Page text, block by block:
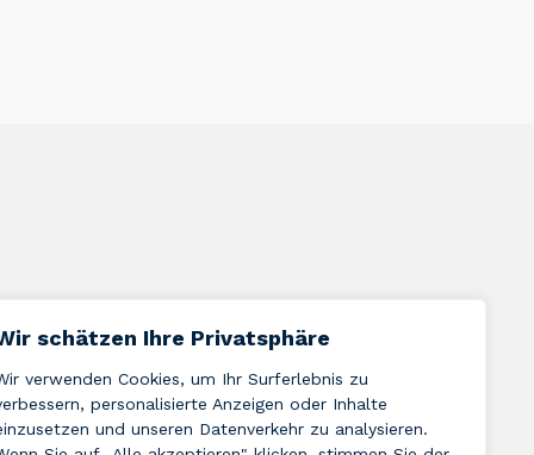
schätzen Ihre Privatsphäre
verwenden Cookies, um Ihr Surferlebnis zu
personalisierte Anzeigen oder Inhalte
und unseren Datenverkehr zu analysieren.